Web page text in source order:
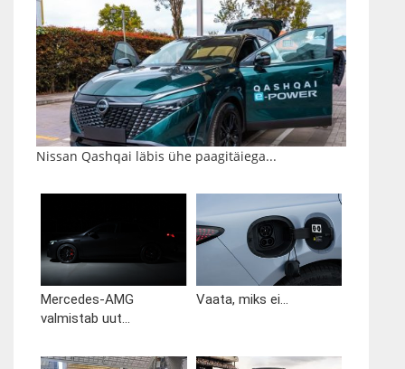
Nissan Qashqai läbis ühe paagitäiega...
Mercedes-AMG
valmistab uut...
Vaata, miks ei...